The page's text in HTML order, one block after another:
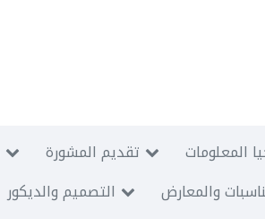
تقديم المشورة
المعلومات
التصميم والديكور والمعارض